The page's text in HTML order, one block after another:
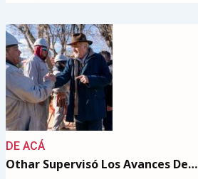
DE ACÁ
Othar Supervisó Los Avances De…